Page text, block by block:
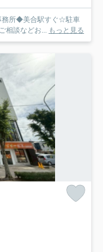
務所◆美合駅すぐ☆駐車
相談などお... もっと見る